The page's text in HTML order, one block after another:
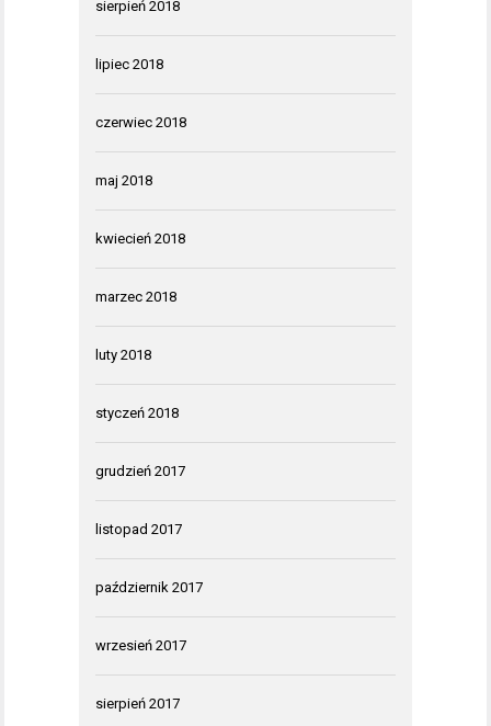
sierpień 2018
lipiec 2018
czerwiec 2018
maj 2018
kwiecień 2018
marzec 2018
luty 2018
styczeń 2018
grudzień 2017
listopad 2017
październik 2017
wrzesień 2017
sierpień 2017